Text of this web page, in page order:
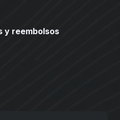
y reembolsos